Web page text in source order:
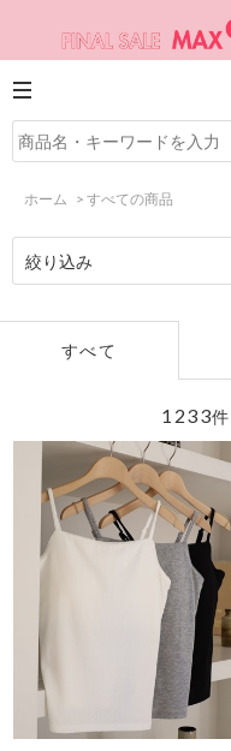
ホーム > すべての商品
絞り込み
すべて
1233件